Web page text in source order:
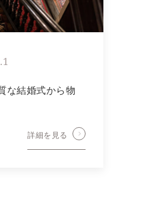
な結婚式から物
詳細を見る